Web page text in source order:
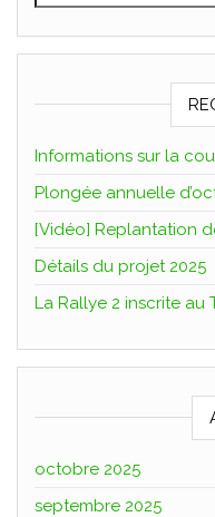
Informations sur la
Plongée annuelle
[Vidéo] Replantation
Détails du projet 2025
La Rallye 2 inscrite au
octobre 2025
septembre 2025